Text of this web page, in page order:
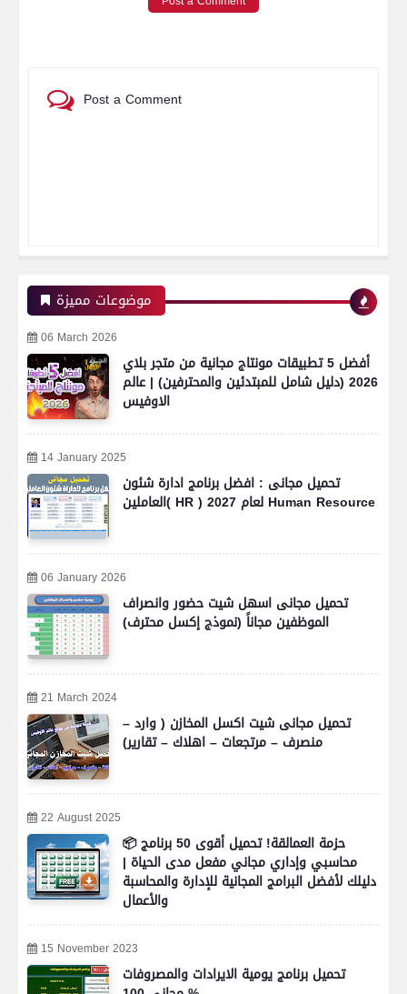
Post a Comment
موضوعات مميزة
06 March 2026
أفضل 5 تطبيقات مونتاج مجانية من متجر بلاي
2026 (دليل شامل للمبتدئين والمحترفين) | عالم
الاوفيس
14 January 2025
تحميل مجانى : افضل برنامج ادارة شئون
العاملين( HR ) لعام 2027 Human Resource
06 January 2026
تحميل مجانى اسهل شيت حضور وانصراف
الموظفين مجاناً (نموذج إكسل محترف)
21 March 2024
تحميل مجانى شيت اكسل المخازن ( وارد –
منصرف – مرتجعات – اهلاك – تقارير)
22 August 2025
📦 حزمة العمالقة! تحميل أقوى 50 برنامج
محاسبي وإداري مجاني مفعل مدى الحياة |
دليلك لأفضل البرامج المجانية للإدارة والمحاسبة
والأعمال
15 November 2023
تحميل برنامج يومية الايرادات والمصروفات